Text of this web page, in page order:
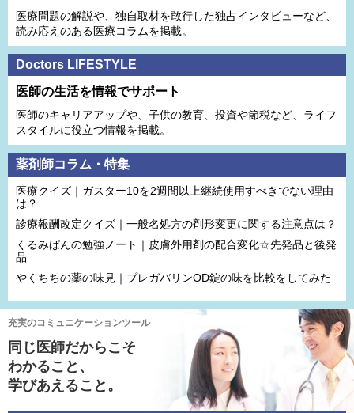
医療問題の解説や、独⾃取材を敢⾏した独占インタビューなど、
読み応えのある医療コラムを掲載。
Doctors LIFESTYLE
医師の生活を情報でサポート
医師のキャリアアップや、子供の教育、投資や節税など、ライフ
スタイルに役立つ情報を掲載。
薬剤師コラム・特集
医療クイズ｜ガスター10を2週間以上継続使用すべきでない理由
は？
診療報酬改定クイズ｜一般名処方の剤形変更に関する注意点は？
くるみぱんの勉強ノート｜皮膚外用剤の配合変化☆先発品と後発
品
やくちちの薬の味見｜プレガバリンOD錠の味を比較をしてみた
充実のコミュニケーションツール
同じ医師だからこそ
わかること、
学びあえること。